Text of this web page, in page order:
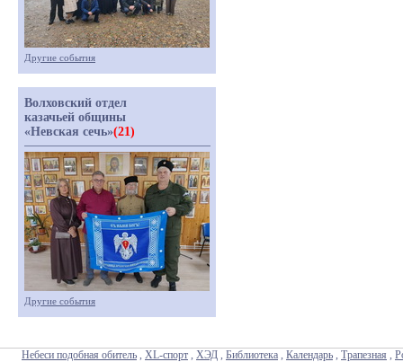
Другие события
Волховский отдел
казачьей общины
«Невская сечь»(21)
Другие события
Небеси подобная обитель , XL-спорт , ХЭД , Библиотека , Календарь , Трапезная ,